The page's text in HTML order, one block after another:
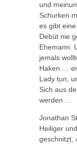
und
Schurken
es gibt
Debüt nie
Ehemann.
jemals
Haken …
Lady tun,
Sich aus
werden …
Jonathan
Heiliger
geschnitzt,